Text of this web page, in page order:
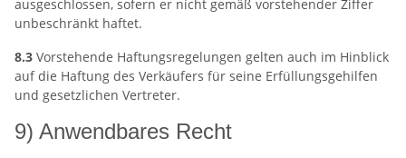
ausgeschlossen, sofern er nicht gemäß vorstehender Ziffer
unbeschränkt haftet.
8.3 Vorstehende Haftungsregelungen gelten auch im Hinblick
auf die Haftung des Verkäufers für seine Erfüllungsgehilfen
und gesetzlichen Vertreter.
9) Anwendbares Recht